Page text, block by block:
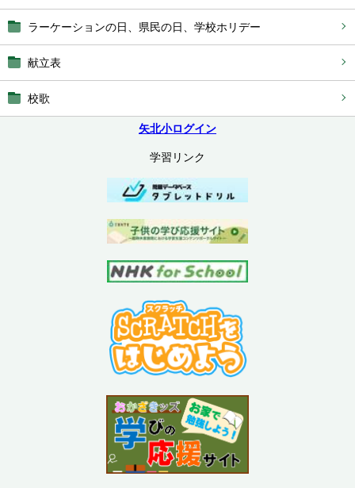
ラーケーションの日、県民の日、学校ホリデー
献立表
校歌
矢北小ログイン
学習リンク